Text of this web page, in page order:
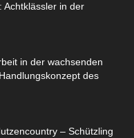
Achtklässler in der
in der wachsenden
des
– Schützling